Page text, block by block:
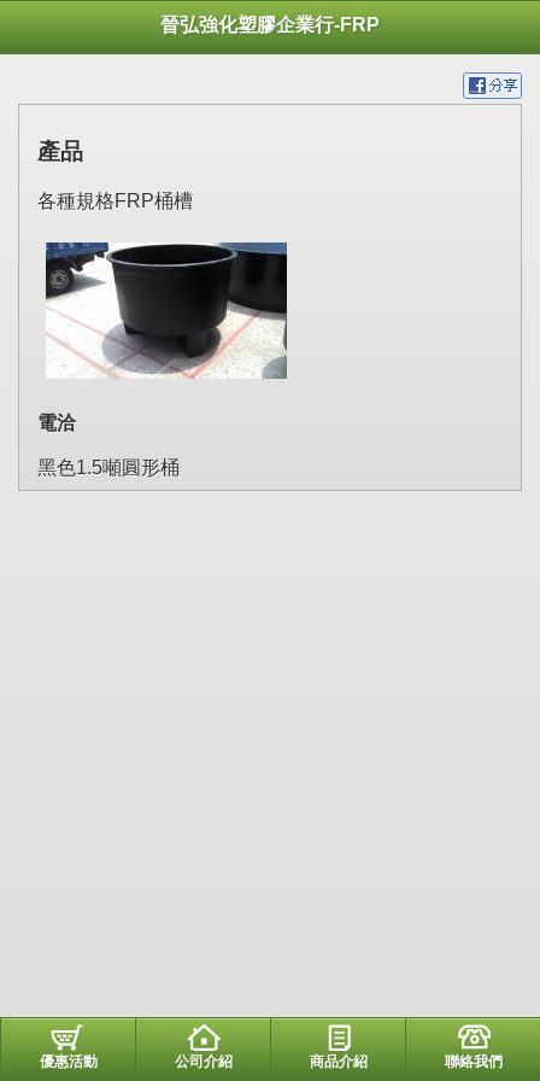
晉弘強化塑膠企業行-FRP
產品
各種規格FRP桶槽
電洽
黑色1.5噸圓形桶
優惠活動 公司介紹 商品介紹 聯絡我們